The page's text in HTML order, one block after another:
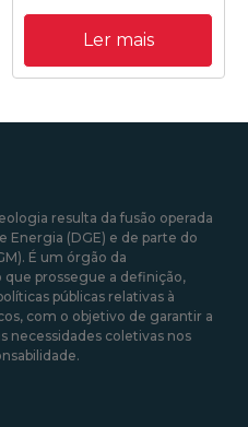
A DGEG participou em
29/9/2020 no evento de
lançamento da Aliança
Europeia para as Matérias
pela Comissão Europeia e
industriais e ONGs.
06/10/2020 12:00:00
Ler mais
resulta da fusão operada
Energia (DGE) e de parte do
É um órgão da
que prossegue a definição,
públicas relativas à
com o objetivo de garantir a
necessidades coletivas nos